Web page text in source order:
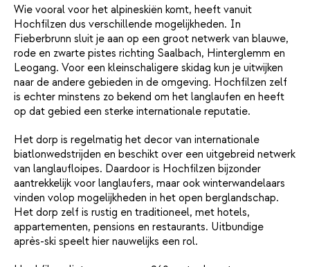
Wie vooral voor het alpineskiën komt, heeft vanuit
Hochfilzen dus verschillende mogelijkheden. In
Fieberbrunn sluit je aan op een groot netwerk van blauwe,
rode en zwarte pistes richting Saalbach, Hinterglemm en
Leogang. Voor een kleinschaligere skidag kun je uitwijken
naar de andere gebieden in de omgeving. Hochfilzen zelf
is echter minstens zo bekend om het langlaufen en heeft
op dat gebied een sterke internationale reputatie.
Het dorp is regelmatig het decor van internationale
biatlonwedstrijden en beschikt over een uitgebreid netwerk
van langlaufloipes. Daardoor is Hochfilzen bijzonder
aantrekkelijk voor langlaufers, maar ook winterwandelaars
vinden volop mogelijkheden in het open berglandschap.
Het dorp zelf is rustig en traditioneel, met hotels,
appartementen, pensions en restaurants. Uitbundige
après-ski speelt hier nauwelijks een rol.